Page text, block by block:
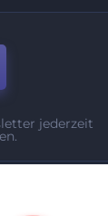
jederzeit